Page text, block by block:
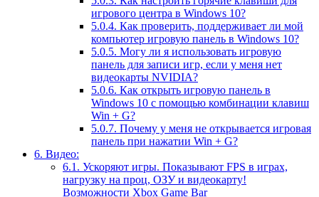
игрового центра в Windows 10?
5.0.4. Как проверить, поддерживает ли мой
компьютер игровую панель в Windows 10?
5.0.5. Могу ли я использовать игровую
панель для записи игр, если у меня нет
видеокарты NVIDIA?
5.0.6. Как открыть игровую панель в
Windows 10 с помощью комбинации клавиш
Win + G?
5.0.7. Почему у меня не открывается игровая
панель при нажатии Win + G?
6. Видео:
6.1. Ускоряют игры. Показывают FPS в играх,
нагрузку на проц, ОЗУ и видеокарту!
Возможности Xbox Game Bar